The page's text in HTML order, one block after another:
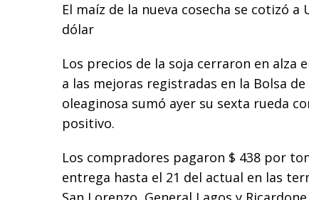
El maíz de la nueva cosecha se cotizó a
dólar
Los precios de la soja cerraron en alza
a las mejoras registradas en la Bolsa
oleaginosa sumó ayer su sexta rueda
positivo.
Los compradores pagaron $ 438 por
entrega hasta el 21 del actual en las